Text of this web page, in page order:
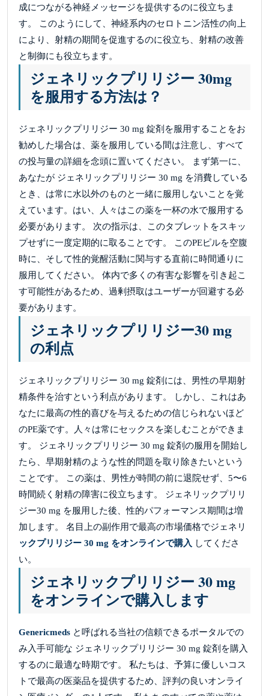
成につながる神経メッセージを提供するのに役立ちま
す。 このようにして、神経系内のセロトニン活性の向上
により、射精の期間を促進するのに役立ち、射精の改善
と制御にも役立ちます。
ジェネリックプリリジー 30mg
を服用する方法は？
ジェネリックプリリジー 30 mg 錠剤を服用することをお
勧めした場合は、薬を服用している間は注意し、すべて
の投与量の詳細を念頭に置いてください。 まず第一に、
あなたが ジェネリックプリリジー 30 mg を消費している
とき、は常に水以外のものと一緒に服用しないことを覚
えています。はい、人々はこの薬を一杯の水で服用する
必要があります。 次の指示は、このタブレットをスキッ
プせずに一度定期的に取ることです。 このPEピルを空腹
時に、そして性的覚醒活動に関与する直前に時間通りに
服用してください。 体内で多くの有害な影響を引き起こ
す可能性があるため、過剰摂取はユーザーが回避する必
要があります。
ジェネリックプリリジー30 mg
の利点
ジェネリックプリリジー 30 mg 錠剤には、男性の早期射
精条件を治すという利点があります。 しかし、これはあ
なたに最高の性的喜びを与えるための信じられないほど
のPE薬です。人々は常にセックスを楽しむことができま
す。 ジェネリックプリリジー 30 mg 錠剤の服用を開始し
たら、早期射精のような性的問題を取り除きたいという
ことです。 この薬は、男性が時間の前に退院せず、5〜6
時間続く射精の障害に役立ちます。 ジェネリックプリリ
ジー30 mg を服用した後、性的パフォーマンス期間は増
加します。 名目上の副作用で最高の市場価格でジェネリ
ックプリリジー 30 mg をオンラインで購入 してくださ
い。
ジェネリックプリリジー 30 mg
をオンラインで購入します
Genericmeds と呼ばれる当社の信頼できるポータルでの
み入手可能な ジェネリックプリリジー 30 mg 錠剤を購入
するのに最適な時期です。 私たちは、予算に優しいコス
トで最高の医薬品を提供するため、評判の良いオンライ